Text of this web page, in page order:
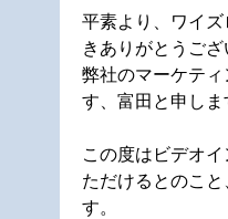
平素より、ワイ
きありがとうござ
弊社のマーケテ
す、富田と申しま
この度はビデオ
ただけるとのこ
す。